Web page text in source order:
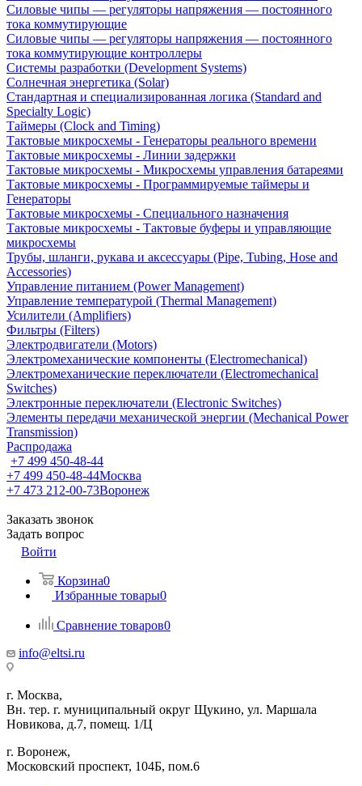
Силовые чипы — регуляторы напряжения — постоянного
тока коммутирующие
Силовые чипы — регуляторы напряжения — постоянного
тока коммутирующие контроллеры
Системы разработки (Development Systems)
Солнечная энергетика (Solar)
Стандартная и специализированная логика (Standard and
Specialty Logic)
Таймеры (Clock and Timing)
Тактовые микросхемы - Генераторы реального времени
Тактовые микросхемы - Линии задержки
Тактовые микросхемы - Микросхемы управления батареями
Тактовые микросхемы - Программируемые таймеры и
Генераторы
Тактовые микросхемы - Специального назначения
Тактовые микросхемы - Тактовые буферы и управляющие
микросхемы
Трубы, шланги, рукава и аксессуары (Pipe, Tubing, Hose and
Accessories)
Управление питанием (Power Management)
Управление температурой (Thermal Management)
Усилители (Amplifiers)
Фильтры (Filters)
Электродвигатели (Motors)
Электромеханические компоненты (Electromechanical)
Электромеханические переключатели (Electromechanical
Switches)
Электронные переключатели (Electronic Switches)
Элементы передачи механической энергии (Mechanical Power
Transmission)
Распродажа
+7 499 450-48-44
+7 499 450-48-44Москва
+7 473 212-00-73Воронеж
Заказать звонок
Задать вопрос
Войти
Корзина0
Избранные товары0
Сравнение товаров0
info@eltsi.ru
г. Москва,
Вн. тер. г. муниципальный округ Щукино, ул. Маршала
Новикова, д.7, помещ. 1/Ц
г. Воронеж,
​Московский проспект, 104Б, пом.6